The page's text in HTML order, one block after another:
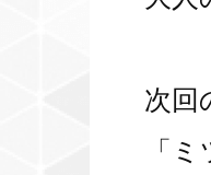
次回
「